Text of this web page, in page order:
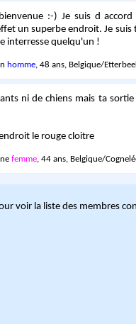
:-) Je suis d
un superbe endroit. Je suis
interresse quelqu'un !
homme, 48 ans, Belgique/
ni de chiens mais ta sortie
le rouge cloitre
femme, 44 ans, Belgique/
voir la liste des membres